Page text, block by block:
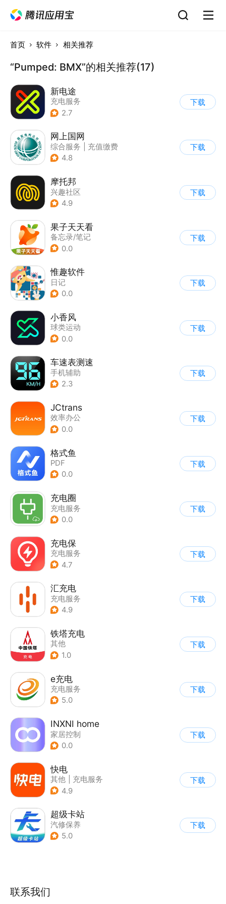
首页 软件 相关推荐
“Pumped: BMX”的相关推荐(17)
新电途
充电服务
2.7
下载
网上国网
综合服务
充值缴费
4.8
下载
摩托邦
兴趣社区
4.9
下载
果子天天看
备忘录/笔记
0.0
下载
惟趣软件
日记
0.0
下载
小香风
球类运动
0.0
下载
车速表测速
手机辅助
2.3
下载
JCtrans
效率办公
0.0
下载
格式鱼
PDF
0.0
下载
充电圈
充电服务
0.0
下载
充电保
充电服务
4.7
下载
汇充电
充电服务
4.9
下载
铁塔充电
其他
1.0
下载
e充电
充电服务
5.0
下载
INXNI home
家居控制
0.0
下载
快电
其他
充电服务
4.9
下载
超级卡站
汽修保养
5.0
下载
联系我们